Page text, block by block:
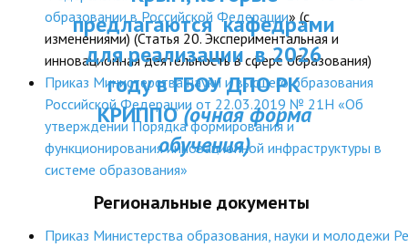
ДПО
Профессиональная переподготовка
Повышение квалификации
КОНТАКТЫ
ДПП ПК:
Актуальное
занятий
предлагаются кафедрами
для реализации в 2026
году в ГБОУ ДПО РК
КРИППО(очная форма
обучения)
образовании в Российской Федерации» (с
изменениями) (Статья 20. Экспериментальная и
инновационная деятельность в сфере образования)
Приказ Министерства науки и высшего образования
Российской Федерации от 22.03.2019 № 21Н «Об
утверждении Порядка формирования и
функционирования инновационной инфраструктуры в
системе образования»
Региональные документы
Приказ Министерства образования, науки и молодежи